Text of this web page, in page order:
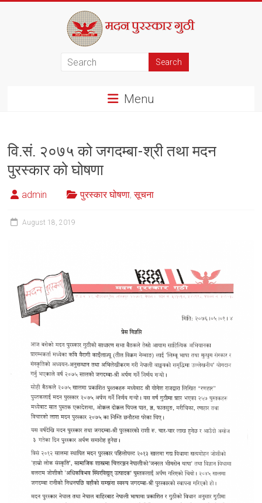
Menu
वि.सं. २०७५ को जगदम्बा-श्री तथा मदन
पुरस्कार को घोषणा
admin पुरस्कार घोषणा,सूचना
August 18, 2019